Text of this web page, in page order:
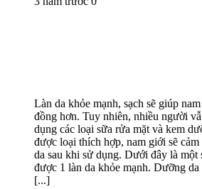
Làn da khỏe mạnh, sạch sẽ giúp
đồng hơn. Tuy nhiên, nhiều người
dụng các loại sữa rửa mặt và kem
được loại thích hợp, nam giới sẽ
da sau khi sử dụng. Dưới đây là một
được 1 làn da khỏe mạnh. Dưỡng
[...]